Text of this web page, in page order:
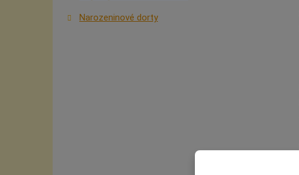
Narozeninové dorty